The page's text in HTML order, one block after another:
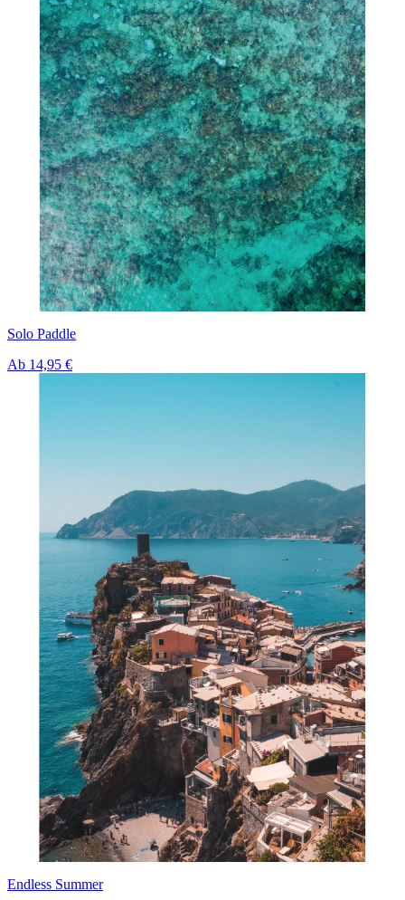
Solo Paddle
Ab 14,95 €
Endless Summer